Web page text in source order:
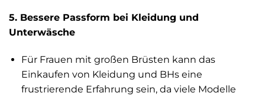
5. Bessere Passform bei Kleidung und
Unterwäsche
Für Frauen mit großen Brüsten kann das
Einkaufen von Kleidung und BHs eine
frustrierende Erfahrung sein, da viele Modelle